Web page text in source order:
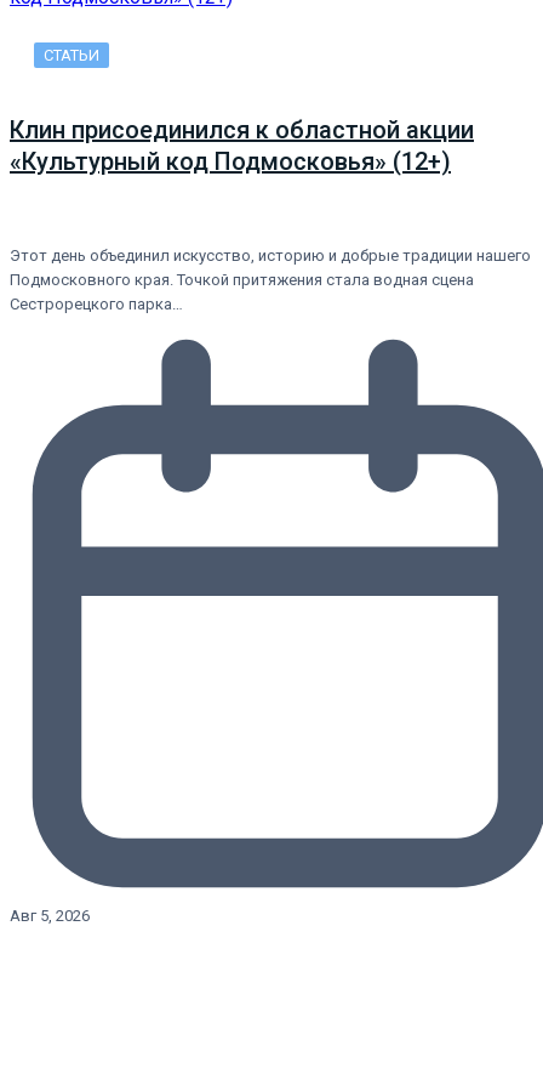
СТАТЬИ
Клин присоединился к областной акции
«Культурный код Подмосковья» (12+)
Этот день объединил искусство, историю и добрые традиции нашего
Подмосковного края. Точкой притяжения стала водная сцена
Сестрорецкого парка…
Авг 5, 2026